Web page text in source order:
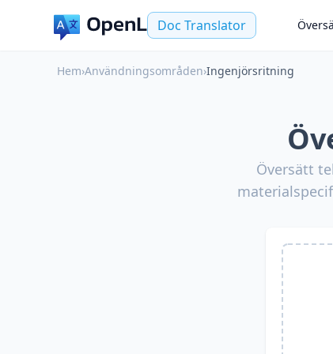
Doc Translator
Hem›Användningsområden›Ingenjörsritning
Översätt